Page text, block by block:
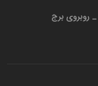
_ روبروی برج